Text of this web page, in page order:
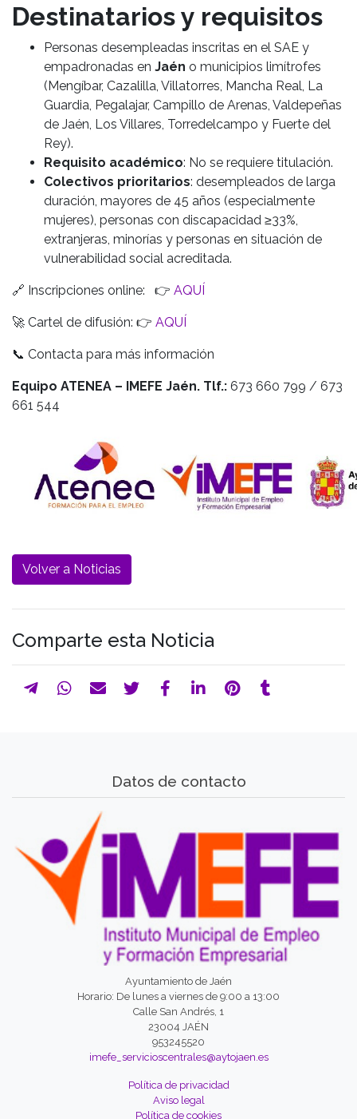
Destinatarios y requisitos
Personas desempleadas inscritas en el SAE y
empadronadas en Jaén o municipios limítrofes
(Mengíbar, Cazalilla, Villatorres, Mancha Real, La
Guardia, Pegalajar, Campillo de Arenas, Valdepeñas
de Jaén, Los Villares, Torredelcampo y Fuerte del
Rey).
Requisito académico: No se requiere titulación.
Colectivos prioritarios: desempleados de larga
duración, mayores de 45 años (especialmente
mujeres), personas con discapacidad ≥33%,
extranjeras, minorías y personas en situación de
vulnerabilidad social acreditada.
🔗 Inscripciones online: 👉 AQUÍ
🚀 Cartel de difusión: 👉 AQUÍ
📞 Contacta para más información
Equipo ATENEA – IMEFE Jaén. Tlf.: 673 660 799 / 673
661 544
Volver a Noticias
Comparte esta Noticia
Datos de contacto
Ayuntamiento de Jaén
Horario: De lunes a viernes de 9:00 a 13:00
Calle San Andrés, 1
23004 JAÉN
953245520
imefe_servicioscentrales@aytojaen.es
Política de privacidad
Aviso legal
Política de cookies